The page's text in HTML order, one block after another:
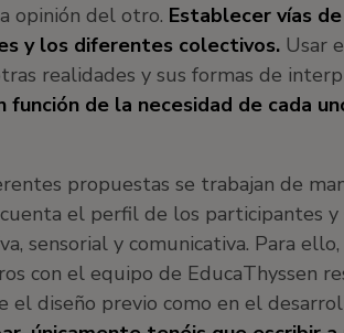
opinión del otro. Establecer vías
y los diferentes colectivos. Usar
realidades y sus formas de
función de la necesidad de cada
propuestas se trabajan de
el perfil de los participantes y
sensorial y comunicativa. Para
con el equipo de EducaThyssen
el diseño previo como en el